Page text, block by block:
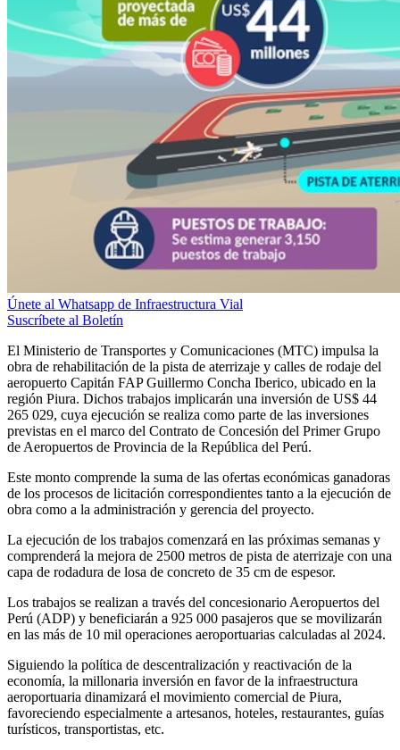
Únete al Whatsapp de Infraestructura Vial
Suscríbete al Boletín
El Ministerio de Transportes y Comunicaciones (MTC) impulsa la
obra de rehabilitación de la pista de aterrizaje y calles de rodaje del
aeropuerto Capitán FAP Guillermo Concha Iberico, ubicado en la
región Piura. Dichos trabajos implicarán una inversión de US$ 44
265 029, cuya ejecución se realiza como parte de las inversiones
previstas en el marco del Contrato de Concesión del Primer Grupo
de Aeropuertos de Provincia de la República del Perú.
Este monto comprende la suma de las ofertas económicas ganadoras
de los procesos de licitación correspondientes tanto a la ejecución de
obra como a la administración y gerencia del proyecto.
La ejecución de los trabajos comenzará en las próximas semanas y
comprenderá la mejora de 2500 metros de pista de aterrizaje con una
capa de rodadura de losa de concreto de 35 cm de espesor.
Los trabajos se realizan a través del concesionario Aeropuertos del
Perú (ADP) y beneficiarán a 925 000 pasajeros que se movilizarán
en las más de 10 mil operaciones aeroportuarias calculadas al 2024.
Siguiendo la política de descentralización y reactivación de la
economía, la millonaria inversión en favor de la infraestructura
aeroportuaria dinamizará el movimiento comercial de Piura,
favoreciendo especialmente a artesanos, hoteles, restaurantes, guías
turísticos, transportistas, etc.